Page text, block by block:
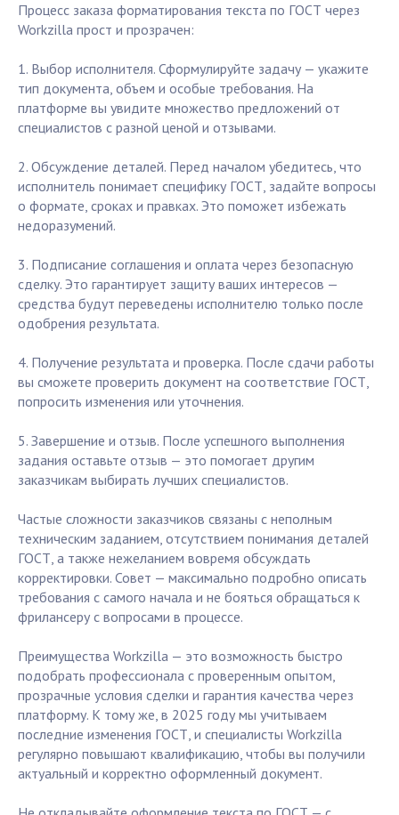
Процесс заказа форматирования текста по ГОСТ через
Workzilla прост и прозрачен:
1. Выбор исполнителя. Сформулируйте задачу — укажите
тип документа, объем и особые требования. На
платформе вы увидите множество предложений от
специалистов с разной ценой и отзывами.
2. Обсуждение деталей. Перед началом убедитесь, что
исполнитель понимает специфику ГОСТ, задайте вопросы
о формате, сроках и правках. Это поможет избежать
недоразумений.
3. Подписание соглашения и оплата через безопасную
сделку. Это гарантирует защиту ваших интересов —
средства будут переведены исполнителю только после
одобрения результата.
4. Получение результата и проверка. После сдачи работы
вы сможете проверить документ на соответствие ГОСТ,
попросить изменения или уточнения.
5. Завершение и отзыв. После успешного выполнения
задания оставьте отзыв — это помогает другим
заказчикам выбирать лучших специалистов.
Частые сложности заказчиков связаны с неполным
техническим заданием, отсутствием понимания деталей
ГОСТ, а также нежеланием вовремя обсуждать
корректировки. Совет — максимально подробно описать
требования с самого начала и не бояться обращаться к
фрилансеру с вопросами в процессе.
Преимущества Workzilla — это возможность быстро
подобрать профессионала с проверенным опытом,
прозрачные условия сделки и гарантия качества через
платформу. К тому же, в 2025 году мы учитываем
последние изменения ГОСТ, и специалисты Workzilla
регулярно повышают квалификацию, чтобы вы получили
актуальный и корректно оформленный документ.